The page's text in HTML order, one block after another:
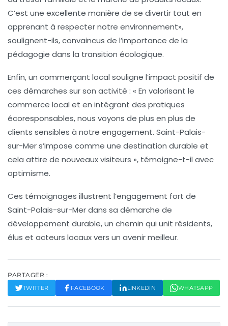
C’est une excellente manière de se divertir tout en
apprenant à respecter notre environnement»,
soulignent-ils, convaincus de l’importance de la
pédagogie dans la transition écologique.
Enfin, un commerçant local souligne l’impact positif de
ces démarches sur son activité : « En valorisant le
commerce local et en intégrant des pratiques
écoresponsables, nous voyons de plus en plus de
clients sensibles à notre engagement. Saint-Palais-
sur-Mer s’impose comme une destination durable et
cela attire de nouveaux visiteurs », témoigne-t-il avec
optimisme.
Ces témoignages illustrent l’engagement fort de
Saint-Palais-sur-Merdans sa démarche de
développement durable, un chemin qui unit résidents,
élus et acteurs locaux vers un avenir meilleur.
PARTAGER :
TWITTER FACEBOOK LINKEDIN WHATSAPP